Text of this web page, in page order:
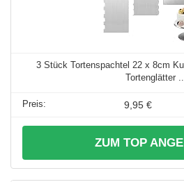
3 Stück Tortenspachtel 22 x 8cm
Tortenglätter ...
9,95 €
ZUM TOP